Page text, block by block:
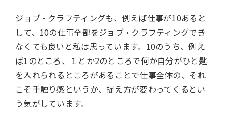
ジョブ・クラフティングも、例えば仕事が10あると
して、10の仕事全部をジョブ・クラフティングでき
なくても良いと私は思っています。10のうち、例え
ば1のところ、１とか2のところで何か自分がひと匙
を入れられるところがあることで仕事全体の、それ
こそ手触り感というか、捉え方が変わってくるとい
う気がしています。